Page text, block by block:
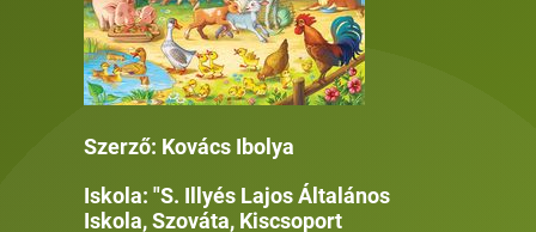
Szerző: Kovács Ibolya
Iskola: "S. Illyés Lajos Általános
Iskola, Szováta, Kiscsoport